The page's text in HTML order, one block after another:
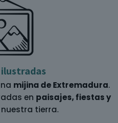
mijina de Extremadura.
en paisajes, fiestas y
tierra.